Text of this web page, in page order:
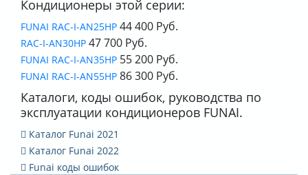
Кондиционеры этой серии:
FUNAI RAC-I-AN25HP 44 400 Руб.
RAC-I-AN30HP 47 700 Руб.
FUNAI RAC-I-AN35HP 55 200 Руб.
FUNAI RAC-I-AN55HP 86 300 Руб.
Каталоги, коды ошибок, руководства по
эксплуатации кондиционеров FUNAI.
Каталог Funai 2021
Каталог Funai 2022
Funai коды ошибок